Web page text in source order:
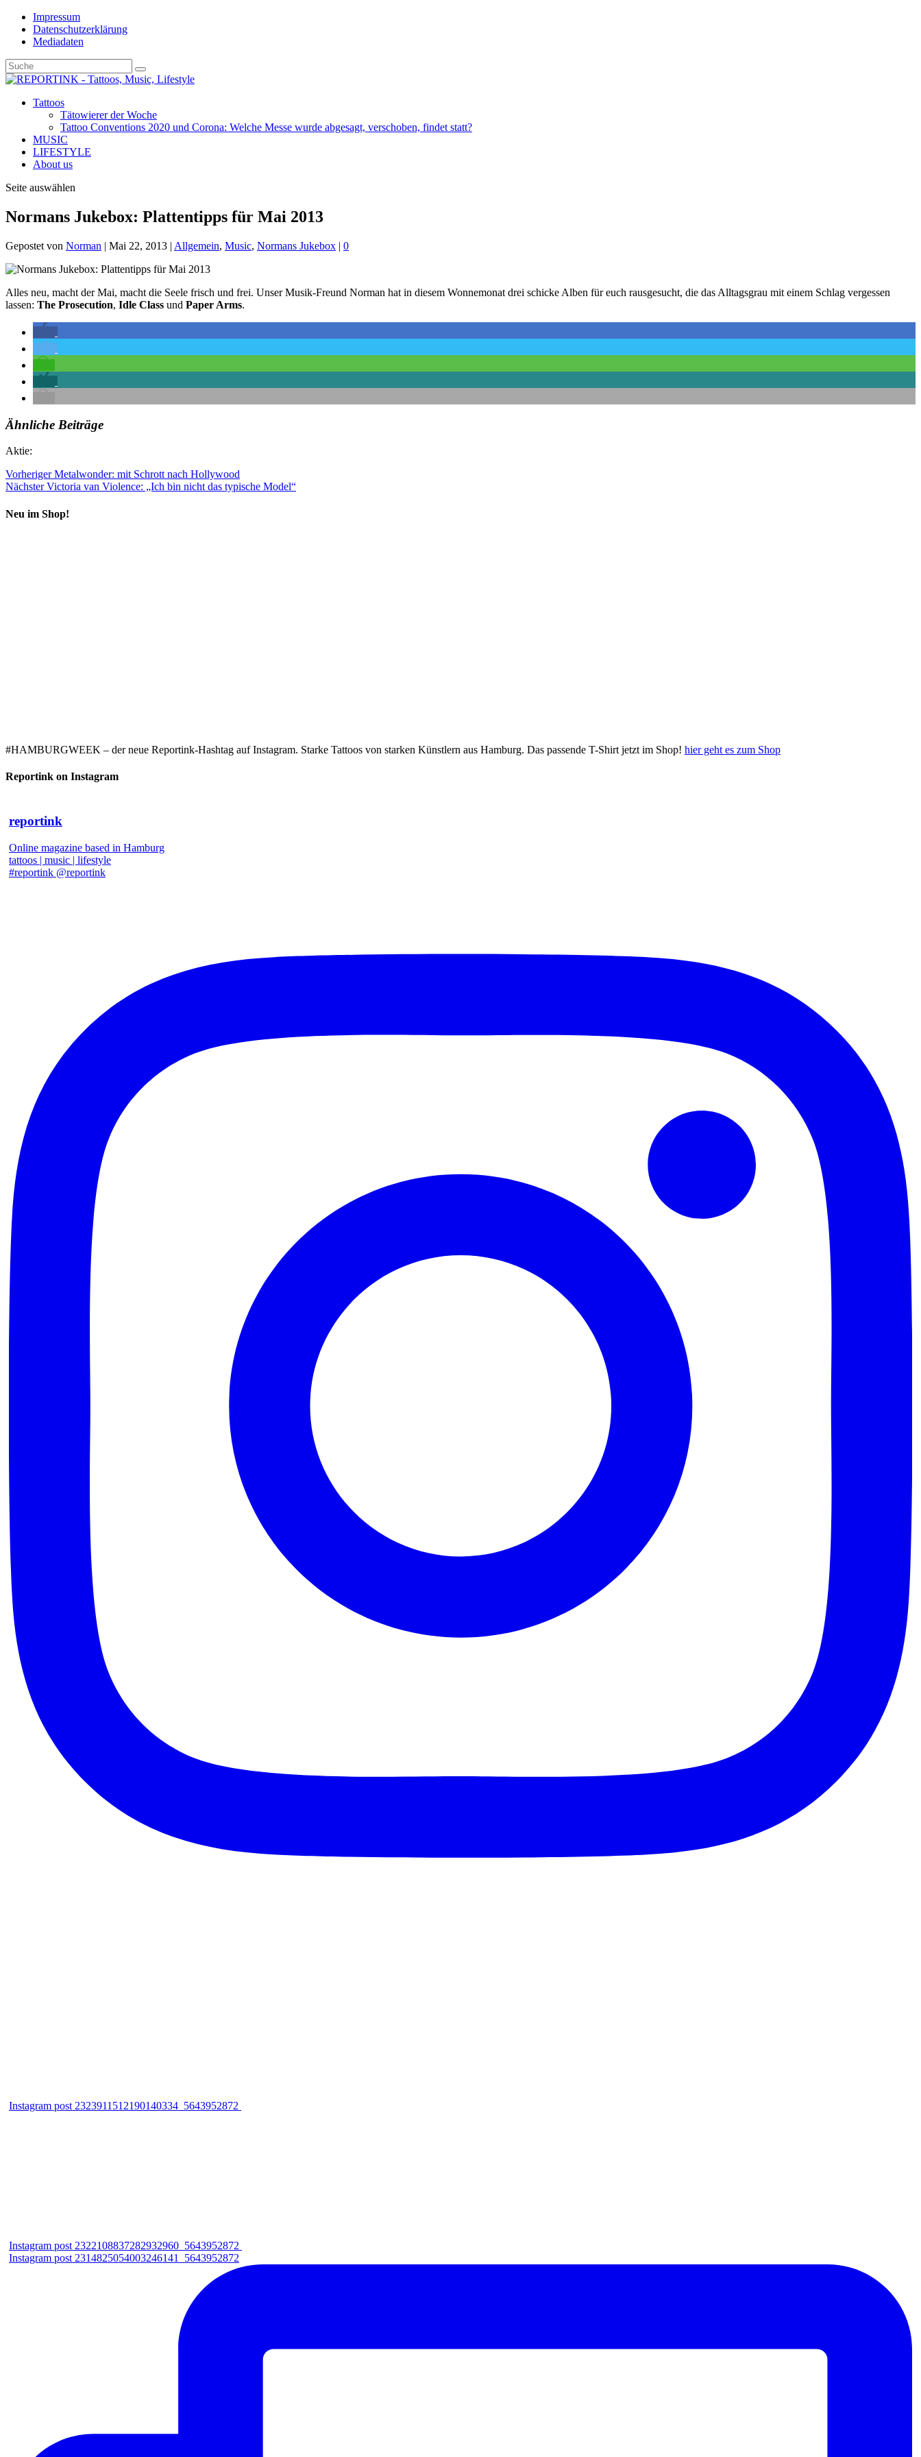
Impressum
Datenschutzerklärung
Mediadaten
Tattoos
Tätowierer der Woche
Tattoo Conventions 2020 und Corona: Welche Messe wurde abgesagt, verschoben, findet statt?
MUSIC
LIFESTYLE
About us
Seite auswählen
Normans Jukebox: Plattentipps für Mai 2013
Gepostet von Norman | Mai 22, 2013 | Allgemein, Music, Normans Jukebox | 0
Alles neu, macht der Mai, macht die Seele frisch und frei. Unser Musik-Freund Norman hat in diesem Wonnemonat drei schicke Alben für euch rausgesucht, die das Alltagsgrau mit einem Schlag vergessen
lassen: The Prosecution, Idle Class und Paper Arms.
Ähnliche Beiträge
Aktie:
Vorheriger Metalwonder: mit Schrott nach Hollywood
Nächster Victoria van Violence: „Ich bin nicht das typische Model“
Neu im Shop!
#HAMBURGWEEK – der neue Reportink-Hashtag auf Instagram. Starke Tattoos von starken Künstlern aus Hamburg. Das passende T-Shirt jetzt im Shop! hier geht es zum Shop
Reportink on Instagram
reportink
Online magazine based in Hamburg
tattoos | music | lifestyle
#reportink @reportink
Instagram post 2323911512190140334_5643952872
Instagram post 2322108837282932960_5643952872
Instagram post 2314825054003246141_5643952872